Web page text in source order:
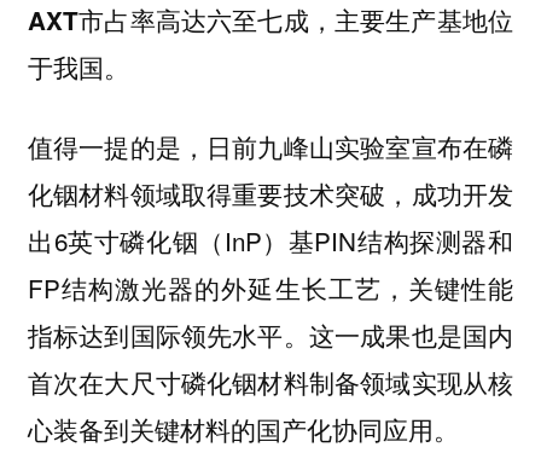
AXT市占率高达六至七成，主要生产基地位
于我国。
值得一提的是，日前九峰山实验室宣布在磷
化铟材料领域取得重要技术突破，成功开发
出6英寸磷化铟（InP）基PIN结构探测器和
FP结构激光器的外延生长工艺，关键性能
指标达到国际领先水平。这一成果也是国内
首次在大尺寸磷化铟材料制备领域实现从核
心装备到关键材料的国产化协同应用。